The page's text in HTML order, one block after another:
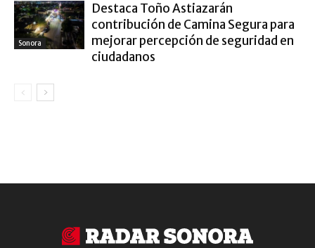
Sonora
Destaca Toño Astiazarán
contribución de Camina Segura para
mejorar percepción de seguridad en
ciudadanos